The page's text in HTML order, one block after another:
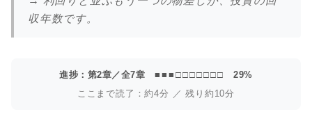
収年数です。
進捗：第2章／全7章■■■□□□□□□□
29%
ここまで読了：約4分 ／ 残り約10分